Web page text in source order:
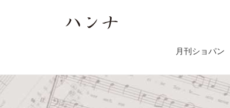
月刊ショパン